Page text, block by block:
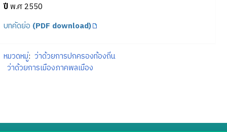
ปีพ.ศ 2550
บทคัดย่อ (PDF download)
หมวดหมู่: ว่าด้วยการปกครองท้องถิ่น
ว่าด้วยการเมืองภาคพลเมือง